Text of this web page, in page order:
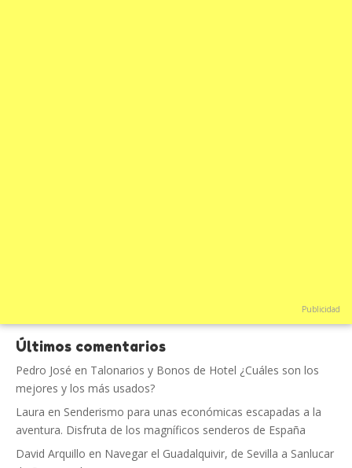
Publicidad
Últimos comentarios
Pedro José en Talonarios y Bonos de Hotel ¿Cuáles son los
mejores y los más usados?
Laura en Senderismo para unas económicas escapadas a la
aventura. Disfruta de los magníficos senderos de España
David Arquillo en Navegar el Guadalquivir, de Sevilla a Sanlucar